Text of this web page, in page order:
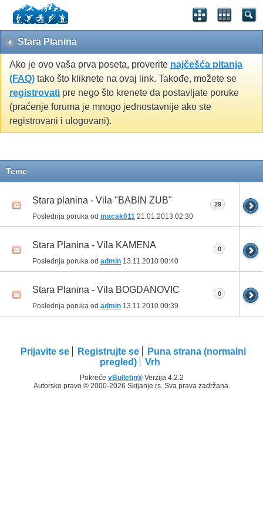
Stara Planina
Ako je ovo vaša prva poseta, proverite najčešća pitanja
(FAQ) tako što kliknete na ovaj link. Takođe, možete se
registrovati pre nego što krenete da postavljate poruke
(praćenje foruma je mnogo jednostavnije ako ste
registrovani i ulogovani).
Teme
Stara planina - Vila "BABIN ZUB"
Poslednja poruka od macak011 21.01.2013 02:30
29
Stara Planina - Vila KAMENA
Poslednja poruka od admin 13.11.2010 00:40
0
Stara Planina - Vila BOGDANOVIC
Poslednja poruka od admin 13.11.2010 00:39
0
Prijavite se Registrujte se
Puna strana (normalni
pregled)
Vrh
Pokreće vBulletin®Verzija 4.2.2
Autorsko pravo © 2000-2026 Skijanje.rs. Sva prava zadržana.